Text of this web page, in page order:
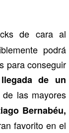
de cara al
podrá
para conseguir
de un
las mayores
Bernabéu,
favorito en el